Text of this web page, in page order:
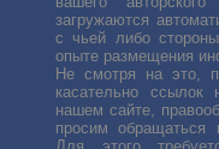
загружаются
с чьей либо
опыте размещения
Не смотря на это,
касательно
нашем сайте,
просим